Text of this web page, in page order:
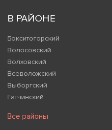
В РАЙОНЕ
Бокситогорский
Волосовский
Волховский
Всеволожский
Выборгский
Гатчинский
Все районы